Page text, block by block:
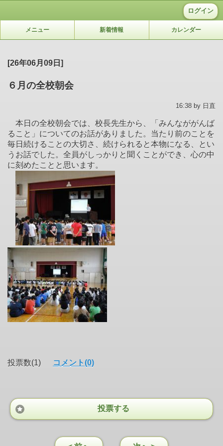
ログイン
メニュー 新着情報 カレンダー
[26年06月09日]
６月の全校朝会
16:38 by 日直
本日の全校朝会では、校長先生から、「みんなががんば
ること」についてのお話がありました。当たり前のことを
毎日続けることの大切さ、続けられると本物になる、とい
うお話でした。全員がしっかりと聞くことができ、心の中
に刻めたことと思います。
投票数(1) コメント(0)
投票する